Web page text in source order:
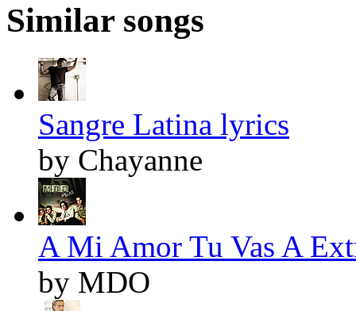
Similar songs
Sangre Latina lyrics
by Chayanne
A Mi Amor Tu Vas A
by MDO